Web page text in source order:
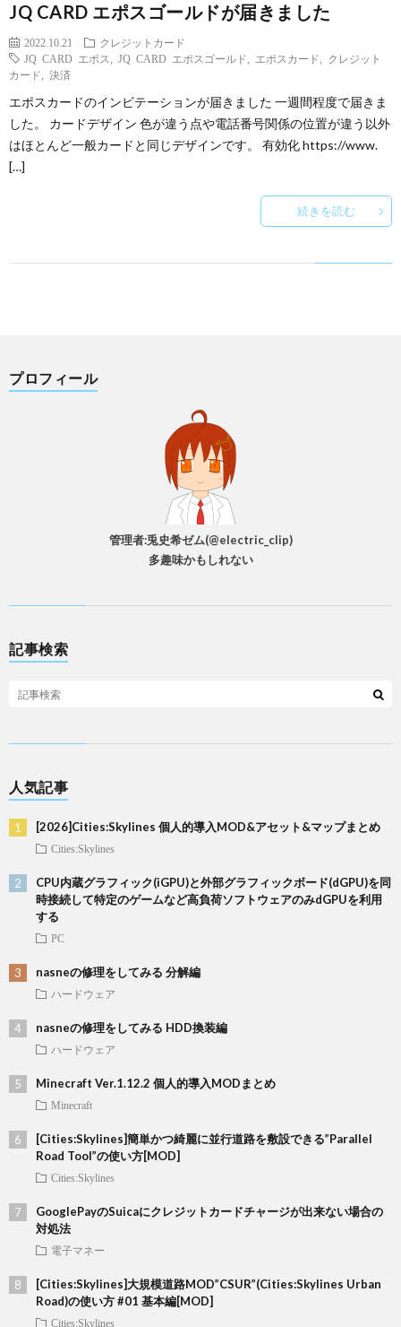
JQ CARD エポスゴールドが届きました
2022.10.21
クレジットカード
JQ CARD エポス
JQ CARD エポスゴールド エポスカード
クレジット
カード
決済
エポスカードのインビテーションが届きました 一週間程度で届きま
した。 カードデザイン 色が違う点や電話番号関係の位置が違う以外
はほとんど一般カードと同じデザインです。 有効化 https://www.
[…]
続きを読む
プロフィール
管理者:兎史希ゼム(@electric_clip)
多趣味かもしれない
記事検索
人気記事
[2026]Cities:Skylines 個人的導入MOD&アセット&マップまとめ
Cities:Skylines
CPU内蔵グラフィック(iGPU)と外部グラフィックボード(dGPU)を同
時接続して特定のゲームなど高負荷ソフトウェアのみdGPUを利用
する
PC
nasneの修理をしてみる 分解編
ハードウェア
nasneの修理をしてみる HDD換装編
ハードウェア
Minecraft Ver.1.12.2 個人的導入MODまとめ
Minecraft
[Cities:Skylines]簡単かつ綺麗に並行道路を敷設できる”Parallel
Road Tool”の使い方[MOD]
Cities:Skylines
GooglePayのSuicaにクレジットカードチャージが出来ない場合の
対処法
電子マネー
[Cities:Skylines]大規模道路MOD”CSUR”(Cities:Skylines Urban
Road)の使い方 #01 基本編[MOD]
Cities:Skylines